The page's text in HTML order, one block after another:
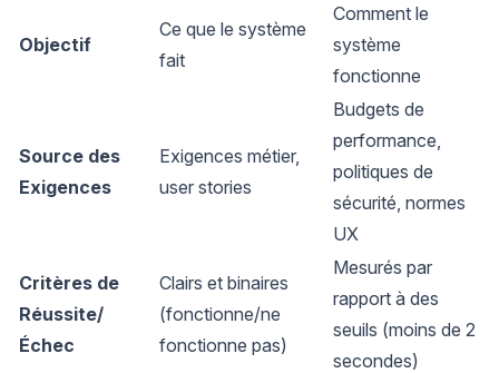
Objectif
Ce que le système
fait
Comment le
système
fonctionne
Source des
Exigences
Exigences métier,
user stories
Budgets de
performance,
politiques de
sécurité, normes
UX
Critères de
Réussite/
Échec
Clairs et binaires
(fonctionne/ne
fonctionne pas)
Mesurés par
rapport à des
seuils (moins de 2
secondes)